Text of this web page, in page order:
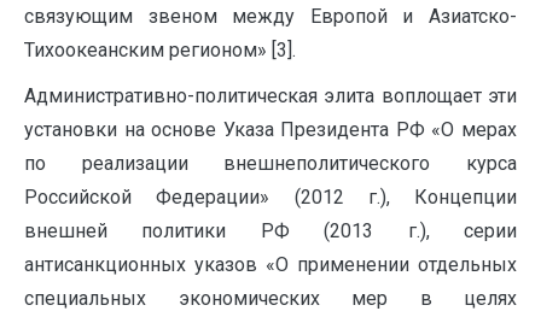
связующим звеном между Европой и Азиатско-
Тихоокеанским регионом» [3].
Административно-политическая элита воплощает эти
установки на основе Указа Президента РФ «О мерах
по реализации внешнеполитического курса
Российской Федерации» (2012 г.), Концепции
внешней политики РФ (2013 г.), серии
антисанкционных указов «О применении отдельных
специальных экономических мер в целях